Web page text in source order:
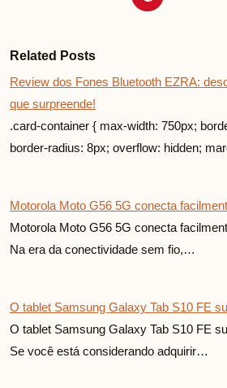
Related Posts
Review dos Fones Bluetooth EZRA:
que surpreende!
.card-container { max-width: 750px;
border-radius: 8px; overflow: hidden;
Motorola Moto G56 5G conecta
Motorola Moto G56 5G conecta
Na era da conectividade sem fio,…
O tablet Samsung Galaxy Tab S10 FE
O tablet Samsung Galaxy Tab S10 FE
Se você está considerando adquirir…